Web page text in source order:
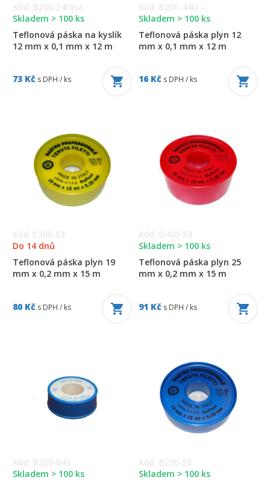
Kód: B200-24rosa
Skladem > 100 ks
Teflonová páska na kyslík
12 mm x 0,1 mm x 12 m
73 Kč s DPH / ks
Kód: B200-44U
Skladem > 100 ks
Teflonová páska plyn 12
mm x 0,1 mm x 12 m
16 Kč s DPH / ks
Kód: C300-53
Do 14 dnů
Teflonová páska plyn 19
mm x 0,2 mm x 15 m
80 Kč s DPH / ks
Kód: D400-53
Skladem > 100 ks
Teflonová páska plyn 25
mm x 0,2 mm x 15 m
91 Kč s DPH / ks
Kód: B200-04S
Skladem > 100 ks
Kód: B200-53
Skladem > 100 ks